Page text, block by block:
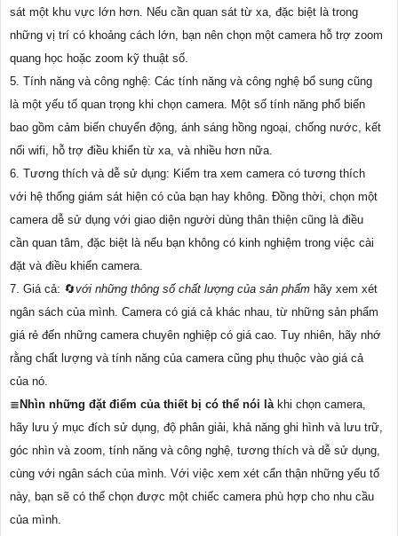
sát một khu vực lớn hơn. Nếu cần quan sát từ xa, đặc biệt là trong
những vị trí có khoảng cách lớn, bạn nên chọn một camera hỗ trợ zoom
quang học hoặc zoom kỹ thuật số.
5. Tính năng và công nghệ: Các tính năng và công nghệ bổ sung cũng
là một yếu tố quan trọng khi chọn camera. Một số tính năng phổ biến
bao gồm cảm biến chuyển động, ánh sáng hồng ngoại, chống nước, kết
nối wifi, hỗ trợ điều khiển từ xa, và nhiều hơn nữa.
6. Tương thích và dễ sử dụng: Kiểm tra xem camera có tương thích
với hệ thống giám sát hiện có của bạn hay không. Đồng thời, chọn một
camera dễ sử dụng với giao diện người dùng thân thiện cũng là điều
cần quan tâm, đặc biệt là nếu bạn không có kinh nghiệm trong việc cài
đặt và điều khiển camera.
7. Giá cả: 🔄với những thông số chất lượng của sản phẩm hãy xem xét
ngân sách của mình. Camera có giá cả khác nhau, từ những sản phẩm
giá rẻ đến những camera chuyên nghiệp có giá cao. Tuy nhiên, hãy nhớ
rằng chất lượng và tính năng của camera cũng phụ thuộc vào giá cả
của nó.
≣ Nhìn những đặt điểm của thiết bị có thể nói là khi chọn camera,
hãy lưu ý mục đích sử dụng, độ phân giải, khả năng ghi hình và lưu trữ,
góc nhìn và zoom, tính năng và công nghệ, tương thích và dễ sử dụng,
cùng với ngân sách của mình. Với việc xem xét cẩn thận những yếu tố
này, bạn sẽ có thể chọn được một chiếc camera phù hợp cho nhu cầu
của mình.